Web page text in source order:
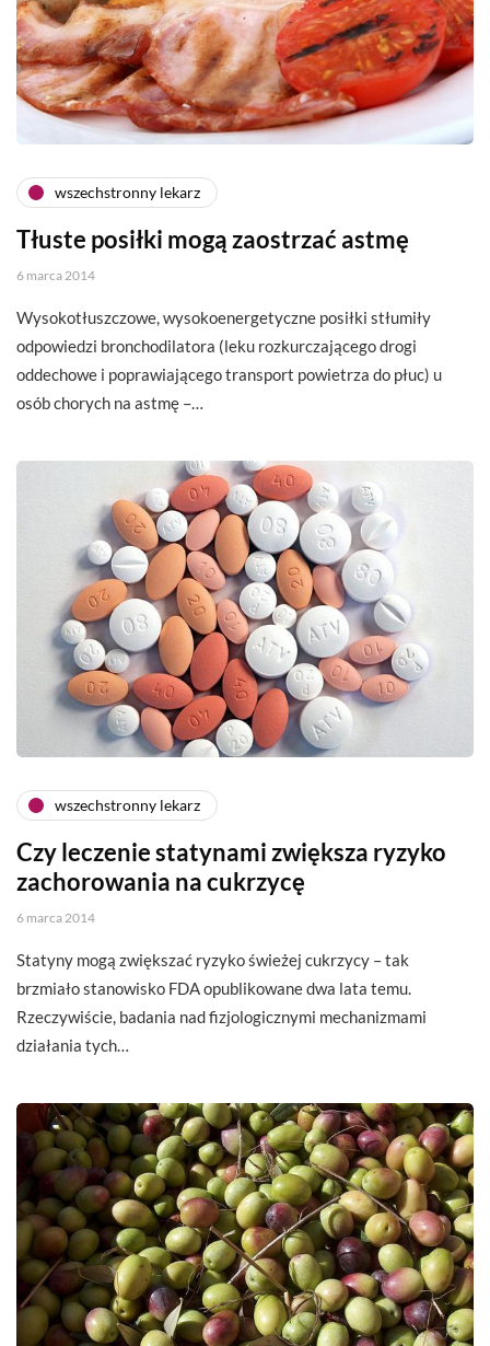
wszechstronny lekarz
Tłuste posiłki mogą zaostrzać astmę
6 marca 2014
Wysokotłuszczowe, wysokoenergetyczne posiłki stłumiły
odpowiedzi bronchodilatora (leku rozkurczającego drogi
oddechowe i poprawiającego transport powietrza do płuc) u
osób chorych na astmę –…
wszechstronny lekarz
Czy leczenie statynami zwiększa ryzyko
zachorowania na cukrzycę
6 marca 2014
Statyny mogą zwiększać ryzyko świeżej cukrzycy – tak
brzmiało stanowisko FDA opublikowane dwa lata temu.
Rzeczywiście, badania nad fizjologicznymi mechanizmami
działania tych…